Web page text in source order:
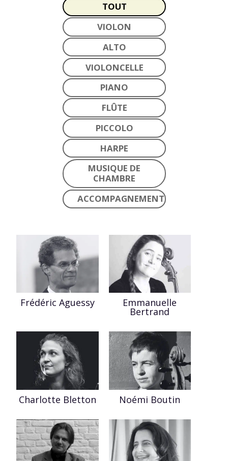
TOUT
VIOLON
ALTO
VIOLONCELLE
PIANO
FLÛTE
PICCOLO
HARPE
MUSIQUE DE
CHAMBRE
ACCOMPAGNEMENT
Frédéric Aguessy Emmanuelle
Bertrand
Charlotte Bletton Noémi Boutin